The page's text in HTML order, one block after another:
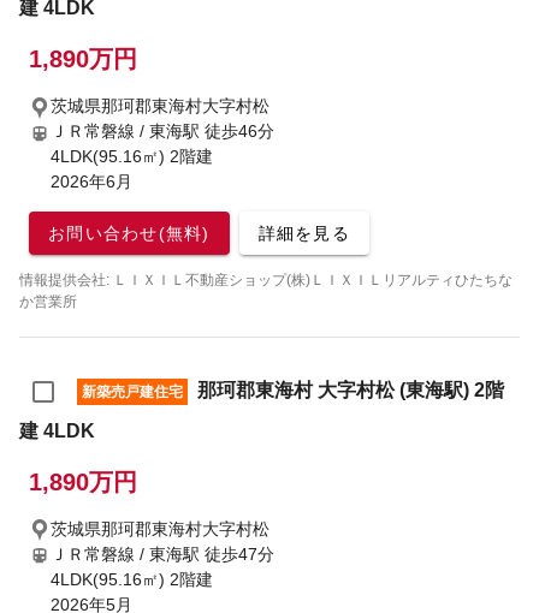
建 4LDK
1,890万円
茨城県那珂郡東海村大字村松
ＪＲ常磐線 / 東海駅 徒歩46分
4LDK(95.16㎡) 2階建
2026年6月
お問い合わせ(無料) 詳細を見る
情報提供会社: ＬＩＸＩＬ不動産ショップ(株)ＬＩＸＩＬリアルティひたちな
か営業所
新築売戸建住宅
那珂郡東海村 大字村松 (東海駅) 2階
建 4LDK
1,890万円
茨城県那珂郡東海村大字村松
ＪＲ常磐線 / 東海駅 徒歩47分
4LDK(95.16㎡) 2階建
2026年5月